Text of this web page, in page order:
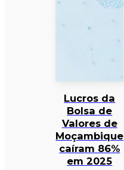
Lucros da
Bolsa de
Valores de
Moçambique
caíram 86%
em 2025